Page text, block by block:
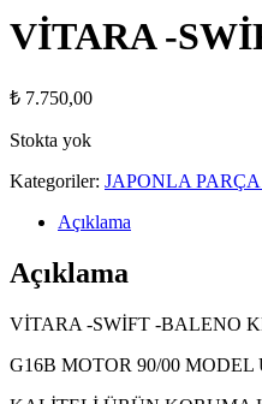
VİTARA -
₺ 7.750,00
Stokta yok
Kategoriler: JAPONLA
Açıklama
Açıklama
VİTARA -SWİFT -BALENO
G16B MOTOR 90/00